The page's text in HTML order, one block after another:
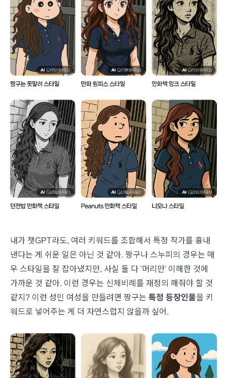
내가 챗GPT라도, 여러 키워드를 조합해서 특정 작가를 흉내
낸다는 게 쉬운 일은 아닌 것 같아. 짱구나 스누피의 경우는 매
우 스타일을 잘 잡아냈지만, 사실 둘 다 '머리만' 이해한 것에
가까운 것 같아. 이런 경우는 신체비례를 재정의 해줘야 할 것
같지? 이런 성인 여성을 만들려면 짱구는 특정 등장인물을 키
워드로 넣어주는 게 더 자연스럽지 않을까 싶어.